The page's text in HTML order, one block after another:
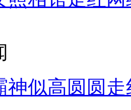
神似高圆圆走